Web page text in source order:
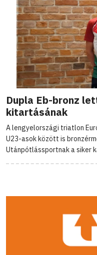
Dupla Eb-bronz
kitartásának
A lengyelországi triatlon
U23-asok között is
Utánpótlássportnak a siker